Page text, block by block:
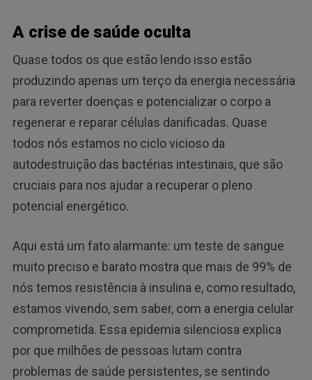
A crise de saúde oculta
Quase todos os que estão lendo isso estão
produzindo apenas um terço da energia necessária
para reverter doenças e potencializar o corpo a
regenerar e reparar células danificadas. Quase
todos nós estamos no ciclo vicioso da
autodestruição das bactérias intestinais, que são
cruciais para nos ajudar a recuperar o pleno
potencial energético.
Aqui está um fato alarmante: um teste de sangue
muito preciso e barato mostra que mais de 99% de
nós temos resistência à insulina e, como resultado,
estamos vivendo, sem saber, com a energia celular
comprometida. Essa epidemia silenciosa explica
por que milhões de pessoas lutam contra
problemas de saúde persistentes, se sentindo